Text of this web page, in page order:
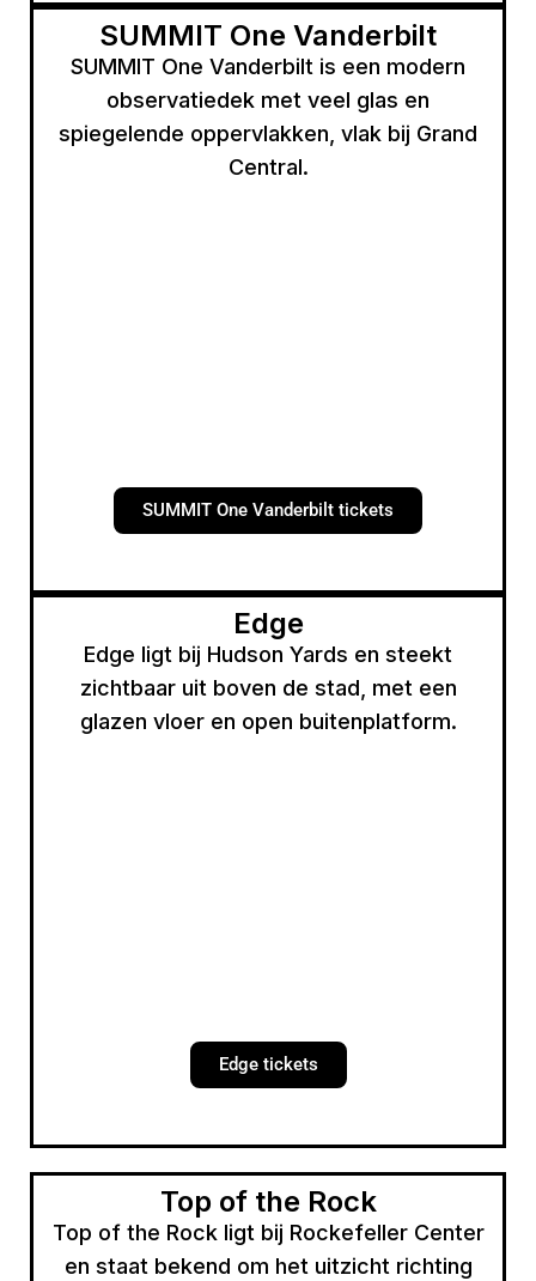
SUMMIT One Vanderbilt
SUMMIT One Vanderbilt is een modern
observatiedek met veel glas en
spiegelende oppervlakken, vlak bij Grand
Central.
SUMMIT One Vanderbilt tickets
Edge
Edge ligt bij Hudson Yards en steekt
zichtbaar uit boven de stad, met een
glazen vloer en open buitenplatform.
Edge tickets
Top of the Rock
Top of the Rock ligt bij Rockefeller Center
en staat bekend om het uitzicht richting